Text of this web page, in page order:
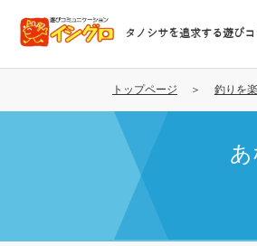
コ
テ
タノシサを追求する遊び
トップページ 釣りを